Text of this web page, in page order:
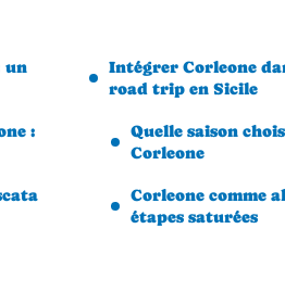
un
:
Intégrer Corleone
road trip en Sicile
Quelle saison
Corleone
Corleone comme
étapes saturées